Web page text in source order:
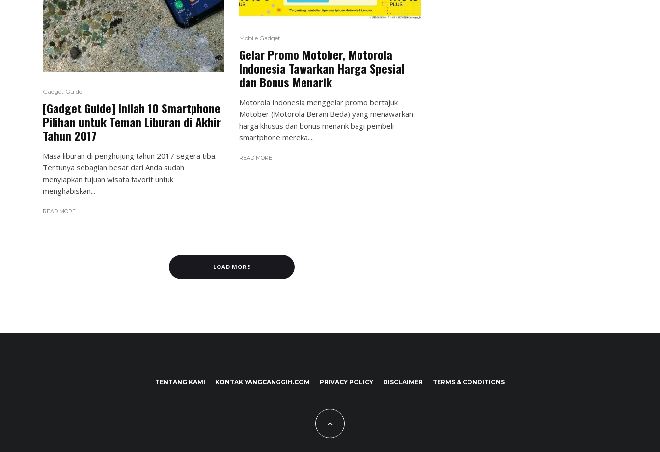
Gadget Guide
[Gadget Guide] Inilah 10 Smartphone
Pilihan untuk Teman Liburan di Akhir
Tahun 2017
Masa liburan di penghujung tahun 2017 segera tiba.
Tentunya sebagian besar dari Anda sudah
menyiapkan tujuan wisata favorit untuk
menghabiskan...
READ MORE
Mobile Gadget
Gelar Promo Motober, Motorola
Indonesia Tawarkan Harga Spesial
dan Bonus Menarik
Motorola Indonesia menggelar promo bertajuk
Motober (Motorola Berani Beda) yang menawarkan
harga khusus dan bonus menarik bagi pembeli
smartphone mereka....
READ MORE
LOAD MORE
TENTANG KAMI KONTAK YANGCANGGIH.COM PRIVACY POLICY DISCLAIMER TERMS & CONDITIONS